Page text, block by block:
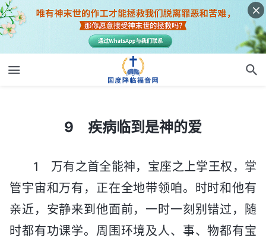
9 疾病临到是神的爱
1 万有之首全能神，宝座之上掌王权，掌
管宇宙和万有，正在全地带领咱。时时和他有
亲近，安静来到他面前，一时一刻别错过，随
时都有功课学。周围环境及人、事、物都有宝